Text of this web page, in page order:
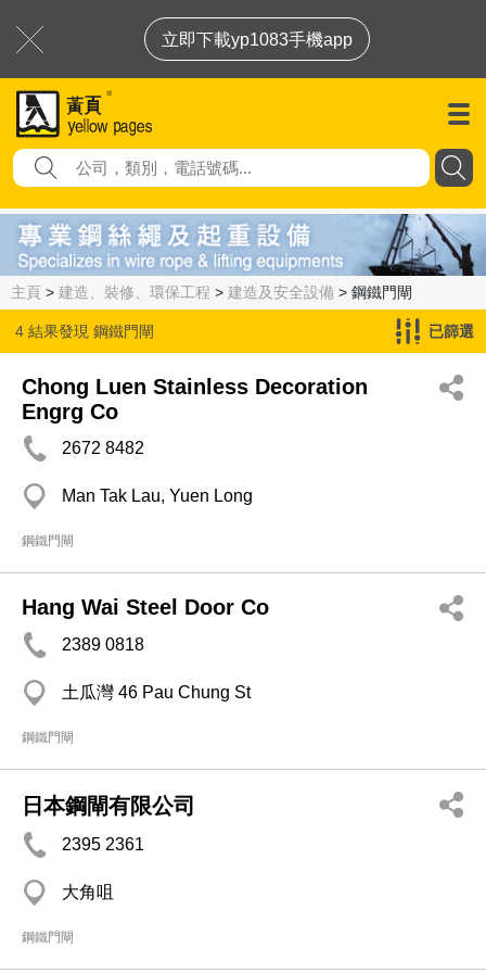
立即下載yp1083手機app
主頁 > 建造、裝修、環保工程 > 建造及安全設備 > 鋼鐵門閘
4 結果發現 鋼鐵門閘 已篩選
Chong Luen Stainless Decoration
Engrg Co
2672 8482
Man Tak Lau, Yuen Long
鋼鐵門閘
Hang Wai Steel Door Co
2389 0818
土瓜灣 46 Pau Chung St
鋼鐵門閘
日本鋼閘有限公司
2395 2361
大角咀
鋼鐵門閘